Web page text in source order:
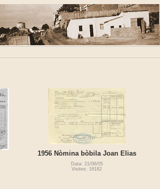
1956 Nòmina bòbila Joan Elias
Data: 21/06/05
Visites: 16182